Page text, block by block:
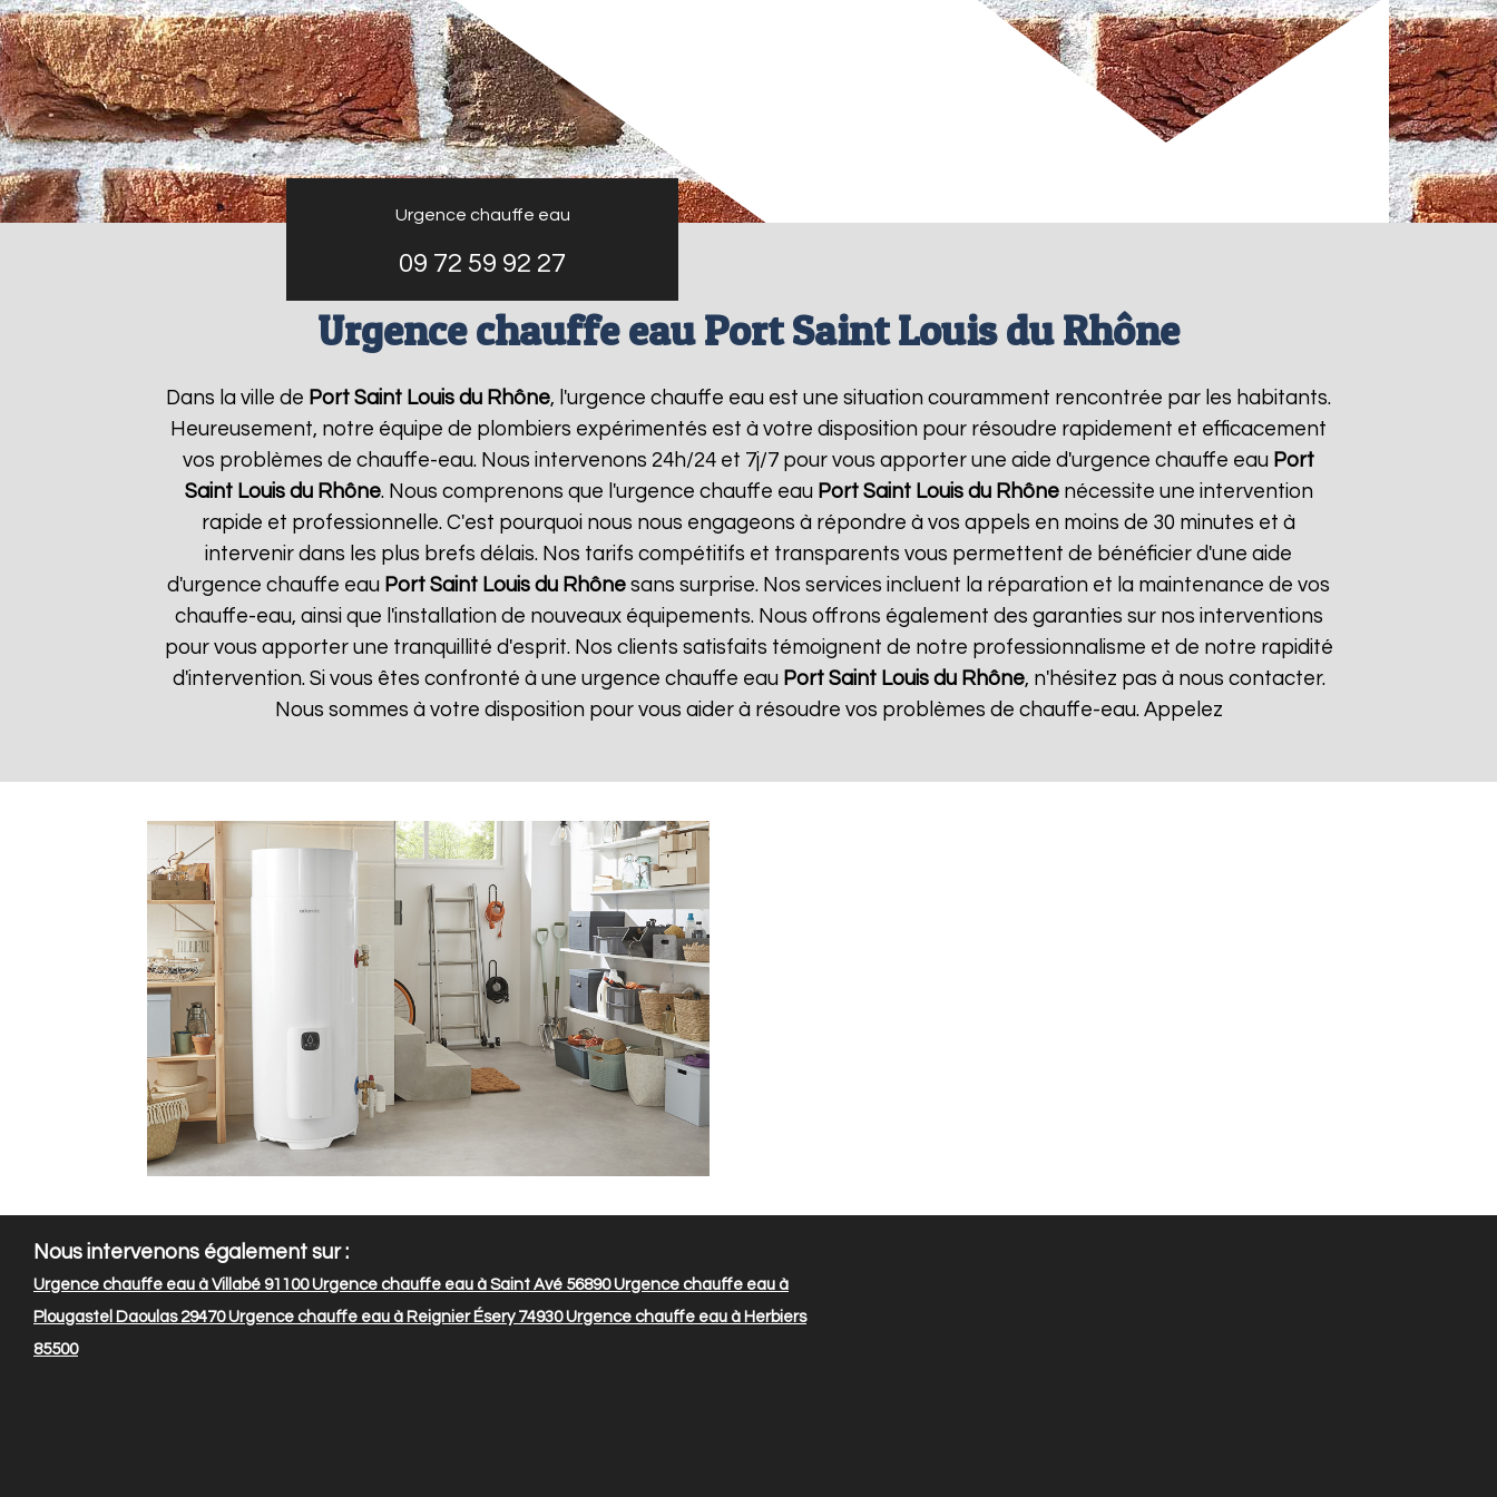
Urgence chauffe eau
09 72 59 92 27
Urgence chauffe eau Port Saint Louis du Rhône
Dans la ville de Port Saint Louis du Rhône, l'urgence chauffe eau est une situation couramment rencontrée par les habitants.
Heureusement, notre équipe de plombiers expérimentés est à votre disposition pour résoudre rapidement et efficacement
vos problèmes de chauffe-eau. Nous intervenons 24h/24 et 7j/7 pour vous apporter une aide d'urgence chauffe eau Port
Saint Louis du Rhône. Nous comprenons que l'urgence chauffe eau Port Saint Louis du Rhônenécessite une intervention
rapide et professionnelle. C'est pourquoi nous nous engageons à répondre à vos appels en moins de 30 minutes et à
intervenir dans les plus brefs délais. Nos tarifs compétitifs et transparents vous permettent de bénéficier d'une aide
d'urgence chauffe eau Port Saint Louis du Rhône sans surprise. Nos services incluent la réparation et la maintenance de vos
chauffe-eau, ainsi que l'installation de nouveaux équipements. Nous offrons également des garanties sur nos interventions
pour vous apporter une tranquillité d'esprit. Nos clients satisfaits témoignent de notre professionnalisme et de notre rapidité
d'intervention. Si vous êtes confronté à une urgence chauffe eau Port Saint Louis du Rhône, n'hésitez pas à nous contacter.
Nous sommes à votre disposition pour vous aider à résoudre vos problèmes de chauffe-eau. Appelez
Nous intervenons également sur :
Urgence chauffe eau à Villabé 91100Urgence chauffe eau à Saint Avé 56890Urgence chauffe eau à
Plougastel Daoulas 29470Urgence chauffe eau à Reignier Ésery 74930Urgence chauffe eau à Herbiers
85500